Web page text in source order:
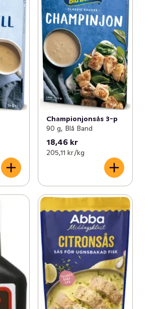
Championjonsås 3-p
90 g, Blå Band
18,46 kr
205,11 kr /kg